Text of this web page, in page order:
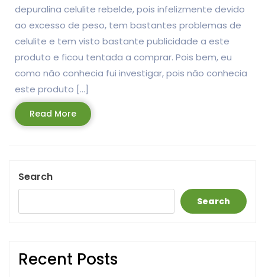
depuralina celulite rebelde, pois infelizmente devido
ao excesso de peso, tem bastantes problemas de
celulite e tem visto bastante publicidade a este
produto e ficou tentada a comprar. Pois bem, eu
como não conhecia fui investigar, pois não conhecia
este produto […]
Read MoreRead
More
Search
Search
Recent Posts